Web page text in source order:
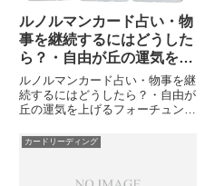
ルノルマンカード占い・物
事を継続するにはどうした
ら？・自由が丘の運気を上
げるフォーチュンフラワー
&カードセラピスト
ルノルマンカード占い・物事を継
続するにはどうしたら？・自由が
丘の運気を上げるフォーチュンフ
こちら←はじめに継続する力：幸
せの先に広がる景色筋トレでも、
続する」って本当に難しいです
カードリーディング